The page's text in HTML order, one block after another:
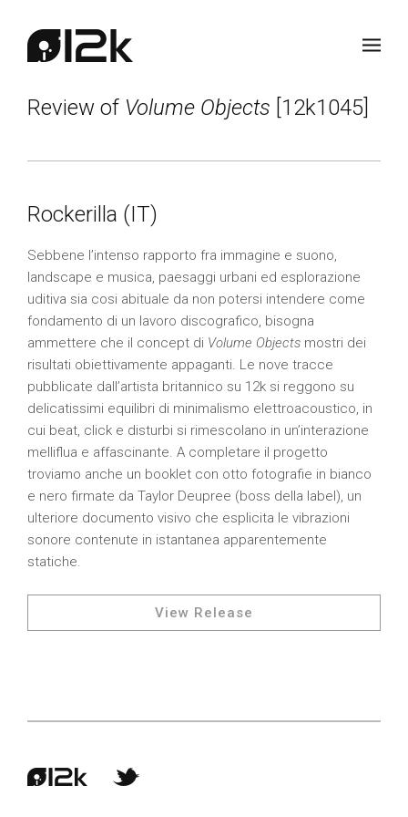
Review of Volume Objects [12k1045]
Rockerilla (IT)
Sebbene l’intenso rapporto fra immagine e suono,
landscape e musica, paesaggi urbani ed esplorazione
uditiva sia cosi abituale da non potersi intendere come
fondamento di un lavoro discografico, bisogna
ammettere che il concept di Volume Objects mostri dei
risultati obiettivamente appaganti. Le nove tracce
pubblicate dall’artista britannico su 12k si reggono su
delicatissimi equilibri di minimalismo elettroacoustico, in
cui beat, click e disturbi si rimescolano in un’interazione
melliflua e affascinante. A completare il progetto
troviamo anche un booklet con otto fotografie in bianco
e nero firmate da Taylor Deupree (boss della label), un
ulteriore documento visivo che esplicita le vibrazioni
sonore contenute in istantanea apparentemente
statiche.
View Release